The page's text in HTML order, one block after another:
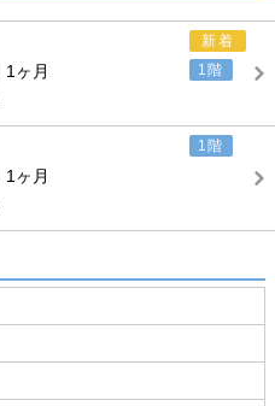
新着
1階
1ヶ月
1階
1ヶ月